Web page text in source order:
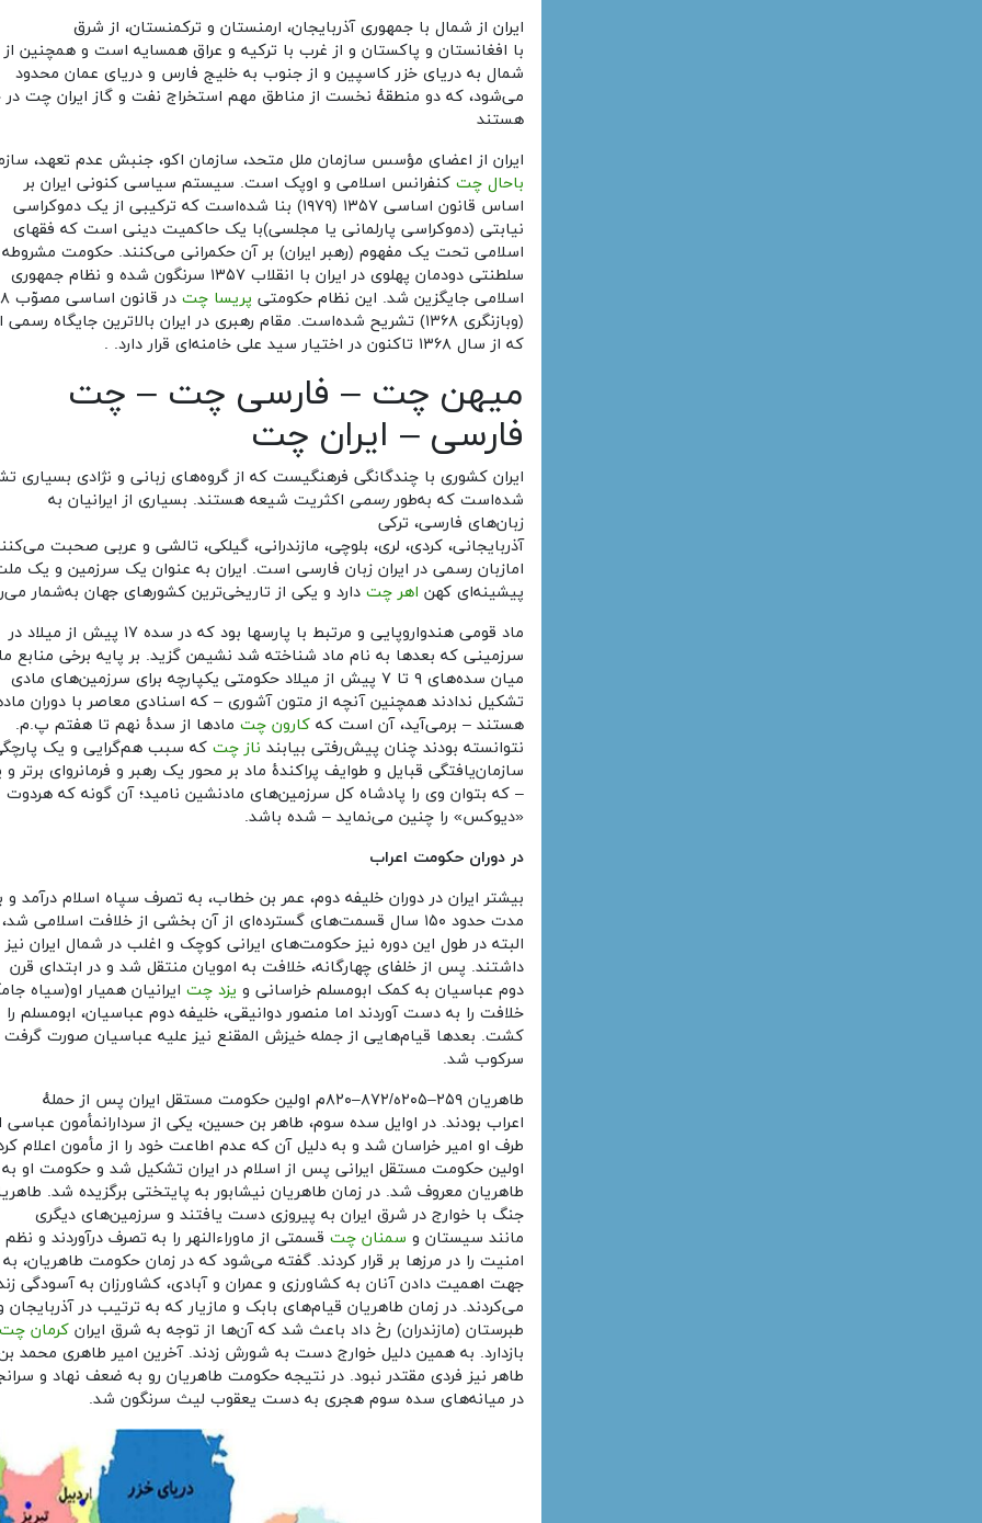
ایران از شمال با جمهوری آذربایجان، ارمنستان و ترکمنستان، از شرق
با افغانستان و پاکستان و از غرب با ترکیه و عراق همسایه است و همچنین از
شمال به دریای خزر کاسپین و از جنوب به خلیج فارس و دریای عمان محدود
می‌شود، که دو منطقهٔ نخست از مناطق مهم استخراج نفت و گاز ایران چت در
هستند
ایران از اعضای مؤسس سازمان ملل متحد، سازمان اکو، جنبش عدم تعهد،
باحال چت کنفرانس اسلامی و اوپک است. سیستم سیاسی کنونی ایران بر
اساس قانون اساسی ۱۳۵۷ (۱۹۷۹) بنا شده‌است که ترکیبی از یک دموکراسی
نیابتی (دموکراسی پارلمانی یا مجلسی)با یک حاکمیت دینی است که فقهای
اسلامی تحت یک مفهوم (رهبر ایران) بر آن حکمرانی می‌کنند. حکومت مشروطه
سلطنتی دودمان پهلوی در ایران با انقلاب ۱۳۵۷ سرنگون شده و نظام جمهوری
اسلامی جایگزین شد. این نظام حکومتی پریسا چت
در
(وبازنگری ۱۳۶۸) تشریح شده‌است. مقام رهبری در ایران بالاترین جایگاه
که از سال ۱۳۶۸ تاکنون در اختیار سید علی خامنه‌ای قرار دارد. .
میهن چت – فارسی چت – چت
فارسی – ایران چت
ایران کشوری با چندگانگی فرهنگیست که از گروه‌های زبانی و نژادی بسیاری
شده‌است که به‌طور رسمی اکثریت شیعه هستند. بسیاری از ایرانیان به
زبان‌های فارسی، ترکی
آذربایجانی، کردی، لری، بلوچی، مازندرانی، گیلکی، تالشی و عربی صحبت
امازبان رسمی در ایران زبان فارسی است. ایران به عنوان یک سرزمین و یک
پیشینه‌ای کهن اهر چت دارد و یکی از تاریخی‌ترین کشورهای جهان به‌شمار
ماد قومی هندواروپایی و مرتبط با پارسها بود که در سده ۱۷ پیش از میلاد در
سرزمینی که بعدها به نام ماد شناخته شد نشیمن گزید. بر پایه برخی منابع
میان سده‌های ۹ تا ۷ پیش از میلاد حکومتی یکپارچه برای سرزمین‌های مادی
تشکیل ندادند همچنین آنچه از متون آشوری – که اسنادی معاصر با دوران
هستند – برمی‌آید، آن است که کارون چت مادها از سدهٔ نهم تا هفتم پ.م.
نتوانسته بودند چنان پیش‌رفتی بیابند ناز چت که سبب هم‌گرایی و یک
سازمان‌یافتگی قبایل و طوایف پراکندهٔ ماد بر محور یک رهبر و فرمانروای برتر و
– که بتوان وی را پادشاه کل سرزمین‌های مادنشین نامید؛ آن گونه که هردوت
«دیوکس» را چنین می‌نماید – شده باشد.
در دوران حکومت اعراب
بیشتر ایران در دوران خلیفه دوم، عمر بن خطاب، به تصرف سپاه اسلام درآمد و
مدت حدود ۱۵۰ سال قسمت‌های گسترده‌ای از آن بخشی از خلافت اسلامی شد،
البته در طول این دوره نیز حکومت‌های ایرانی کوچک و اغلب در شمال ایران
داشتند. پس از خلفای چهارگانه، خلافت به امویان منتقل شد و در ابتدای قرن
دوم عباسیان به کمک ابومسلم خراسانی و یزد چت ایرانیان همیار او(سیاه
خلافت را به دست آوردند اما منصور دوانیقی، خلیفه دوم عباسیان، ابومسلم را
کشت. بعدها قیام‌هایی از جمله خیزش المقنع نیز علیه عباسیان صورت
سرکوب شد.
طاهریان ۲۵۹–۲۰۵ه/۸۷۲–۸۲۰م اولین حکومت مستقل ایران پس از حملهٔ
اعراب بودند. در اوایل سده سوم، طاهر بن حسین، یکی از سردارانمأمون عباسی
طرف او امیر خراسان شد و به دلیل آن که عدم اطاعت خود را از مأمون اعلام
اولین حکومت مستقل ایرانی پس از اسلام در ایران تشکیل شد و حکومت او به
طاهریان معروف شد. در زمان طاهریان نیشابور به پایتختی برگزیده شد.
جنگ با خوارج در شرق ایران به پیروزی دست یافتند و سرزمین‌های دیگری
مانند سیستان و سمنان چت قسمتی از ماوراءالنهر را به تصرف درآوردند و
امنیت را در مرزها بر قرار کردند. گفته می‌شود که در زمان حکومت طاهریان، به
جهت اهمیت دادن آنان به کشاورزی و عمران و آبادی، کشاورزان به آسودگی
می‌کردند. در زمان طاهریان قیام‌های بابک و مازیار که به ترتیب در آذربایجان
طبرستان (مازندران) رخ داد باعث شد که آن‌ها از توجه به شرق ایران کرمان چت
بازدارد. به همین دلیل خوارج دست به شورش زدند. آخرین امیر طاهری محمد
طاهر نیز فردی مقتدر نبود. در نتیجه حکومت طاهریان رو به ضعف نهاد و
در میانه‌های سده سوم هجری به دست یعقوب لیث سرنگون شد.